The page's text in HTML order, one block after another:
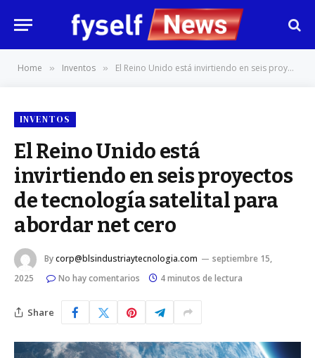
Home » Inventos » El Reino Unido está invirtiendo en seis proyectos de tecnología satelital para abordar net cero
INVENTOS
El Reino Unido está
invirtiendo en seis proyectos
de tecnología satelital para
abordar net cero
Bycorp@blsindustriaytecnologia.com
septiembre 15,
2025
No hay comentarios 4 minutos de lectura
Share